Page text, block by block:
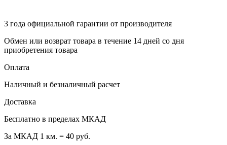
3 года официальной гарантии от производителя
Обмен или возврат товара в течение 14 дней со дня
приобретения товара
Оплата
Наличный и безналичный расчет
Доставка
Бесплатно в пределах МКАД
За МКАД 1 км. = 40 руб.